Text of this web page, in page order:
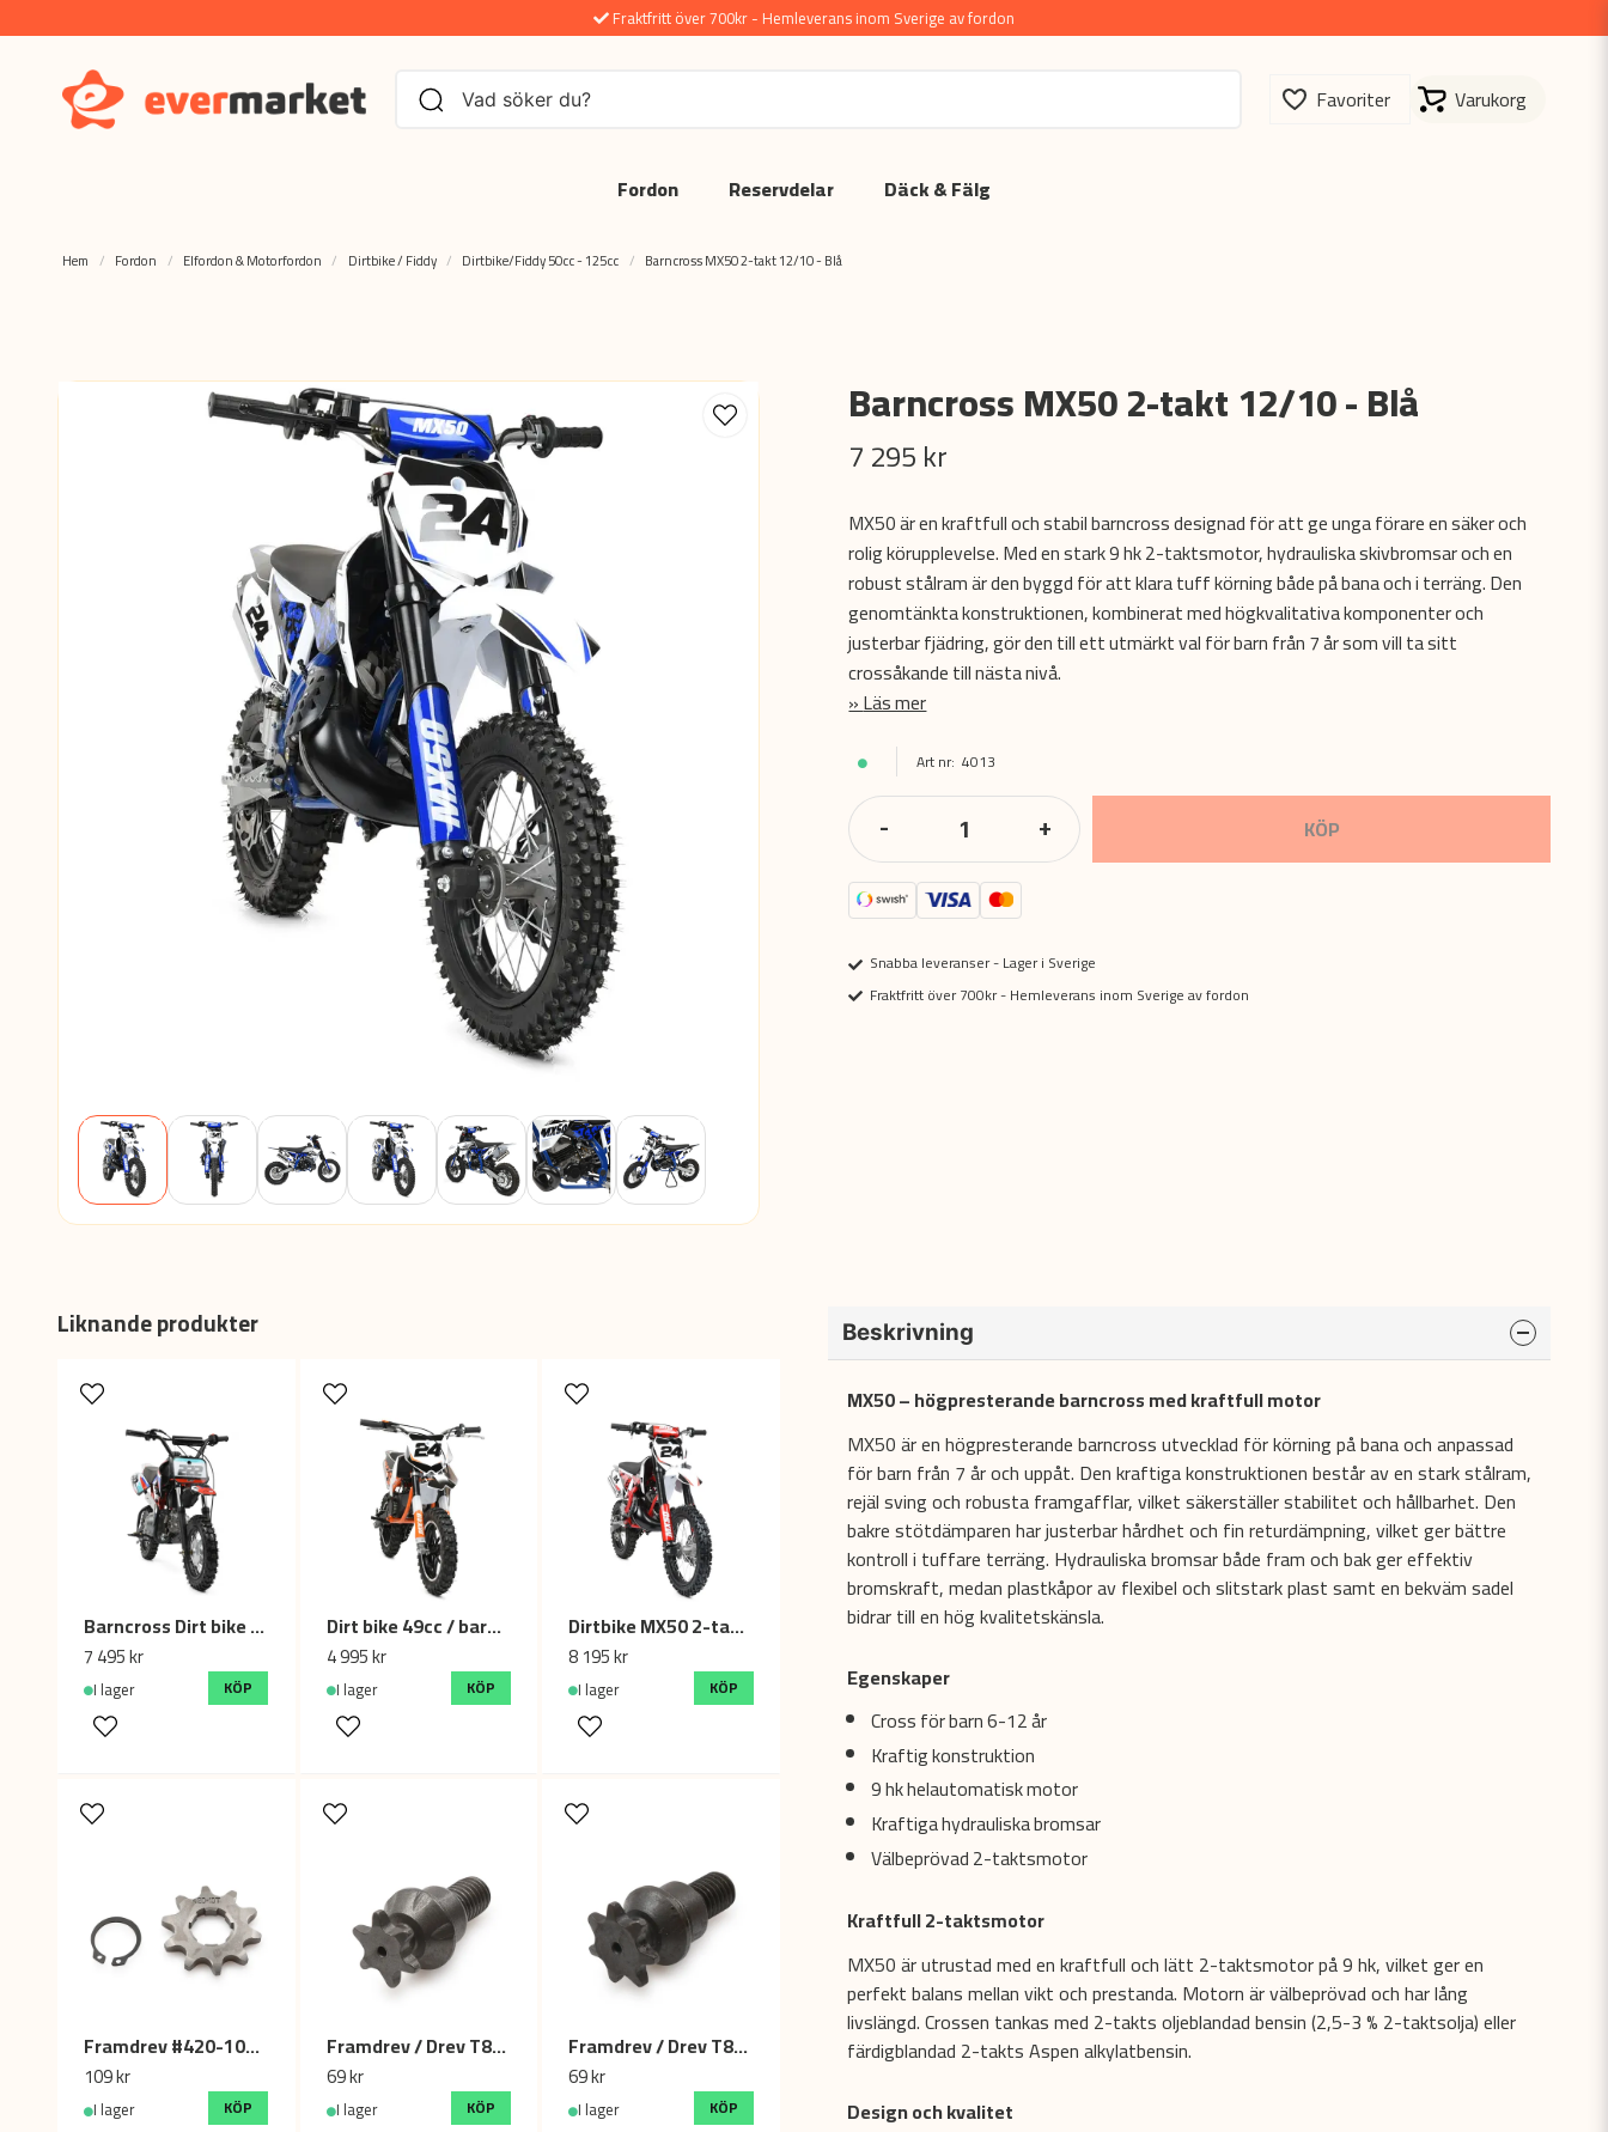
Fraktfritt över 700kr - Hemleverans inom Sverige av fordon
Fordon Reservdelar Däck & Fälg
Hem Fordon Elfordon & Motorfordon Dirtbike / Fiddy Dirtbike/Fiddy 50cc - 125cc Barncross MX50 2-takt 12/10 - Blå
Barncross MX50 2-takt 12/10 - Blå
7 295 kr
MX50 är en kraftfull och stabil barncross designad för att ge unga förare en säker och
rolig körupplevelse. Med en stark 9 hk 2-taktsmotor, hydrauliska skivbromsar och en
robust stålram är den byggd för att klara tuff körning både på bana och i terräng. Den
genomtänkta konstruktionen, kombinerat med högkvalitativa komponenter och
justerbar fjädring, gör den till ett utmärkt val för barn från 7 år som vill ta sitt
crossåkande till nästa nivå.
Läs mer
4013
- + KÖP
Snabba leveranser - Lager i Sverige
Fraktfritt över 700kr - Hemleverans inom Sverige av fordon
Liknande produkter
Barncross Dirt bike Apollo RFZ 70cc, 10/10 - Svart
7 495 kr
I lager KÖP
Dirt bike 49cc / barncross 2-takt 10/10 - Orange
4 995 kr
I lager KÖP
Dirtbike MX50 2-takt 14/12 - Röd
8 195 kr
I lager KÖP
Framdrev #420-10T - 20mm, Cross / Dirtbike / ATV (inkl. låsclips)
109 kr
I lager KÖP
Framdrev / Drev T8F 6T tänder / kuggar - 39cc, 49cc mini ATV / minimoto
69 kr
I lager KÖP
Framdrev / Drev T8F 7T tänder / kuggar - 39cc, 49cc mini ATV / minimoto
69 kr
I lager KÖP
Beskrivning
MX50 – högpresterande barncross med kraftfull motor
MX50 är en högpresterande barncross utvecklad för körning på bana och anpassad
för barn från 7 år och uppåt. Den kraftiga konstruktionen består av en stark stålram,
rejäl sving och robusta framgafflar, vilket säkerställer stabilitet och hållbarhet. Den
bakre stötdämparen har justerbar hårdhet och fin returdämpning, vilket ger bättre
kontroll i tuffare terräng. Hydrauliska bromsar både fram och bak ger effektiv
bromskraft, medan plastkåpor av flexibel och slitstark plast samt en bekväm sadel
bidrar till en hög kvalitetskänsla.
Egenskaper
Cross för barn 6-12 år
Kraftig konstruktion
9 hk helautomatisk motor
Kraftiga hydrauliska bromsar
Välbeprövad 2-taktsmotor
Kraftfull 2-taktsmotor
MX50 är utrustad med en kraftfull och lätt 2-taktsmotor på 9 hk, vilket ger en
perfekt balans mellan vikt och prestanda. Motorn är välbeprövad och har lång
livslängd. Crossen tankas med 2-takts oljeblandad bensin (2,5-3 % 2-taktsolja) eller
färdigblandad 2-takts Aspen alkylatbensin.
Design och kvalitet